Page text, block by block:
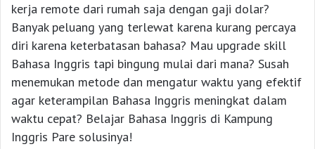
kerja remote dari rumah saja dengan gaji dolar?
Banyak peluang yang terlewat karena kurang percaya
diri karena keterbatasan bahasa? Mau upgrade skill
Bahasa Inggris tapi bingung mulai dari mana? Susah
menemukan metode dan mengatur waktu yang efektif
agar keterampilan Bahasa Inggris meningkat dalam
waktu cepat? Belajar Bahasa Inggris di Kampung
Inggris Pare solusinya!